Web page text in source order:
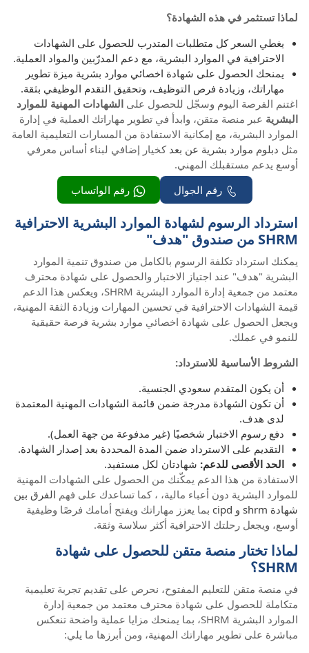
لماذا تستثمر في هذه الشهادة؟
يغطي السعر كل متطلبات المتدرب للحصول على الشهادات
الاحترافية في الموارد البشرية، مع دعم المدرّبين والمواد العملية.
يمنحك الحصول على شهادة اخصائي موارد بشرية ميزة تطوير
مهاراتك، وزيادة فرص التوظيف، وتحقيق التقدم الوظيفي بثقة.
اغتنم الفرصة اليوم وسجّل للحصول على الشهادات المهنية للموارد
البشرية عبر منصة متقن، وابدأ في تطوير مهاراتك العملية في إدارة
الموارد البشرية، مع إمكانية الاستفادة من المسارات التعليمية العامة
مثل دبلوم موارد بشرية عن بعد كخيار إضافي لبناء أساس معرفي
أوسع يدعم مستقبلك المهني.
رقم الجوال
رقم الواتساب
استرداد الرسوم لشهادة الموارد البشرية الاحترافية
SHRM من صندوق "هدف"
يمكنك استرداد تكلفة الرسوم بالكامل من صندوق تنمية الموارد
البشرية "هدف" عند اجتياز الاختبار والحصول على شهادة محترف
معتمد من جمعية إدارة الموارد البشرية SHRM، ويعكس هذا الدعم
قيمة الشهادات الاحترافية في تحسين المهارات وزيادة الثقة المهنية،
ويجعل الحصول على شهادة اخصائي موارد بشرية فرصة حقيقية
للنمو في عملك.
الشروط الأساسية للاسترداد:
أن يكون المتقدم سعودي الجنسية.
أن تكون الشهادة مدرجة ضمن قائمة الشهادات المهنية المعتمدة
لدى هدف.
دفع رسوم الاختبار شخصيًا (غير مدفوعة من جهة العمل).
التقديم على الاسترداد ضمن المدة المحددة بعد إصدار الشهادة.
الحد الأقصى للدعم: شهادتان لكل مستفيد.
الاستفادة من هذا الدعم يمكّنك من الحصول على الشهادات المهنية
للموارد البشرية دون أعباء مالية، ، كما تساعدك على فهم الفرق بين
شهادة shrm و cipd
بما يعزز مهاراتك ويفتح أمامك فرصًا وظيفية
أوسع، ويجعل رحلتك الاحترافية أكثر سلاسة وثقة.
لماذا تختار منصة متقن للحصول على شهادة
SHRM؟
في منصة متقن للتعليم المفتوح، نحرص على تقديم تجربة تعليمية
متكاملة للحصول على شهادة محترف معتمد من جمعية إدارة
الموارد البشرية SHRM، بما يمنحك مزايا عملية واضحة تنعكس
مباشرة على تطوير مهاراتك المهنية، ومن أبرزها ما يلي: